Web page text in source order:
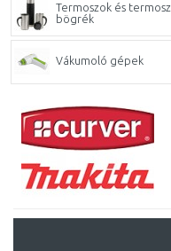
Termoszok és termosz
bögrék
Vákumoló gépek